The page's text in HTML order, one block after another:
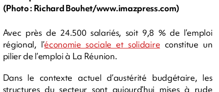
(Photo : Richard Bouhet/www.imazpress.com)
Avec près de 24.500 salariés, soit 9,8 % de l’emploi
régional, l’économie sociale et solidaire constitue un
pilier de l’emploi à La Réunion.
Dans le contexte actuel d’austérité budgétaire, les
structures du secteur sont aujourd’hui mises à rude